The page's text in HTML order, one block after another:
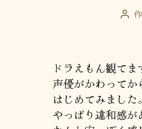
投
ドラえもん観てま
声優がかわってか
はじめてみました。
やっぱり違和感が